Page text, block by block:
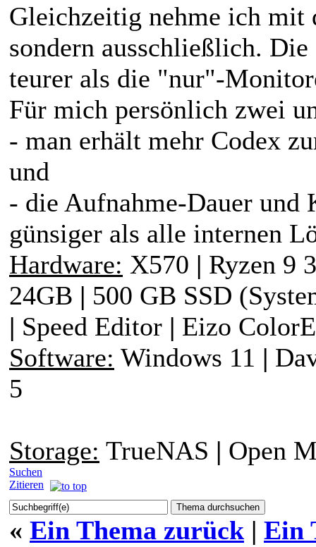
Gleichzeitig nehme ich mit
sondern ausschließlich.
teurer als die "nur"-
Für mich persönlich zwei
- man erhält mehr Codex
und
- die Aufnahme-Dauer und
günsiger als alle internen
Hardware: X570 | Ryzen 9
24GB | 500 GB SSD
| Speed Editor | Eizo
Software: Windows 11 |
5
Storage: TrueNAS | Open
Suchen
Zitieren
« Ein Thema zurück | Ein